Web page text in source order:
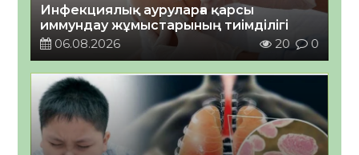
Инфекциялық ауруларға қарсы
иммундау жұмыстарының тиімділігі
06.08.2026
20 0